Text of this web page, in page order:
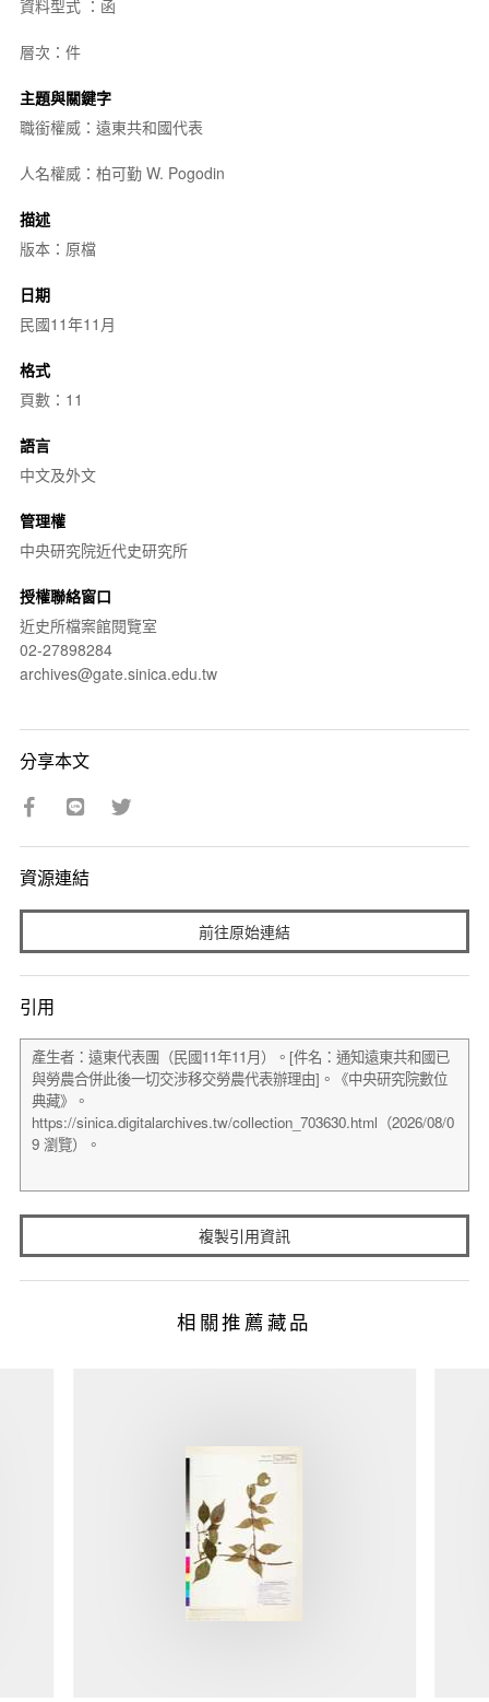
資料型式 ：函
層次：件
主題與關鍵字
職銜權威：遠東共和國代表
人名權威：柏可勤 W. Pogodin
描述
版本：原檔
日期
民國11年11月
格式
頁數：11
語言
中文及外文
管理權
中央研究院近代史研究所
授權聯絡窗口
近史所檔案館閱覽室
02-27898284
archives@gate.sinica.edu.tw
分享本文
資源連結
前往原始連結
引用
複製引用資訊
相關推薦藏品